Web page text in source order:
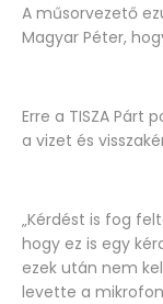
A műsorvezető
Magyar Péter,
Erre a TISZA Párt
a vizet és
„Kérdést is fog
hogy ez is egy
ezek után nem
levette a